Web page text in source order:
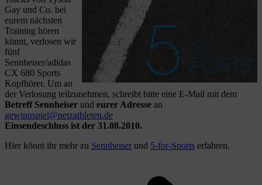
Gay und Co. bei
eurem nächsten
Training hören
könnt, verlosen wir
fünf
Sennheiser/adidas
CX 680 Sports
Kopfhörer. Um an
der Verlosung teilzunehmen, schreibt bitte eine E-Mail mit dem
Betreff Sennheiser und eurer Adresse an
gewinnspiel@netzathleten.de
Einsendeschluss ist der 31.08.2010.
Hier könnt ihr mehr zu Sennheiser und 5-for-Sports erfahren.